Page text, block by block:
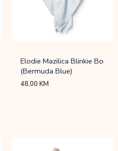
Elodie Mazilica Blinkie Bo
(Bermuda Blue)
48,00KM